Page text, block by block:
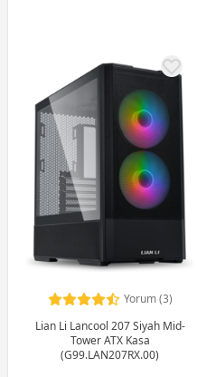
Yorum (3)
Lian Li Lancool 207 Siyah Mid-
Tower ATX Kasa
(G99.LAN207RX.00)